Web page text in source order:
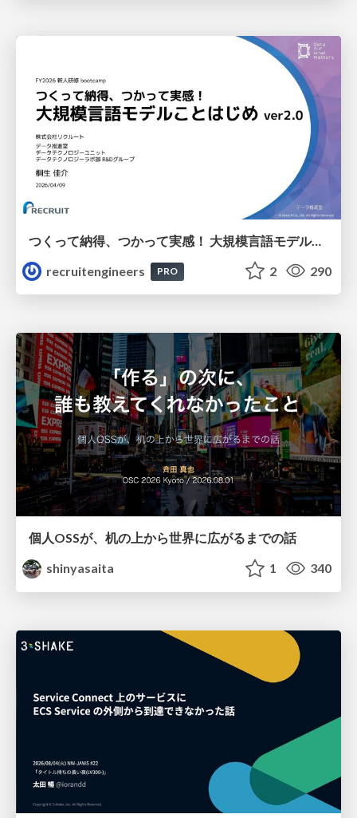
つくって納得、つかって実感！ 大規模言語モデルことはじめ ver2.0
recruitengineers
PRO 2 290
個人OSSが、机の上から世界に広がるまでの話
shinyasaita
1 340